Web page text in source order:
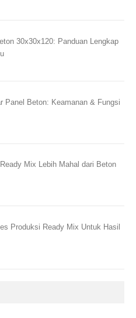
30x30x120: Panduan Lengkap
Panel Beton: Keamanan & Fungsi
Mix Lebih Mahal dari Beton
Produksi Ready Mix Untuk Hasil